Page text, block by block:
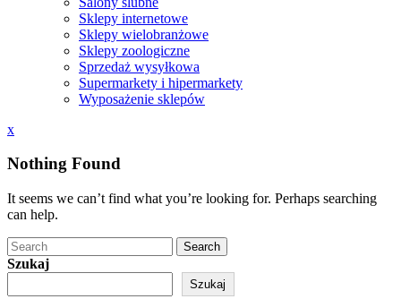
Sklepy internetowe
Sklepy wielobranżowe
Sklepy zoologiczne
Sprzedaż wysyłkowa
Supermarkety i hipermarkety
Wyposażenie sklepów
xClose
Nothing Found
It seems we can’t find what you’re looking for. Perhaps searching
can help.
Search
Szukaj
Szukaj